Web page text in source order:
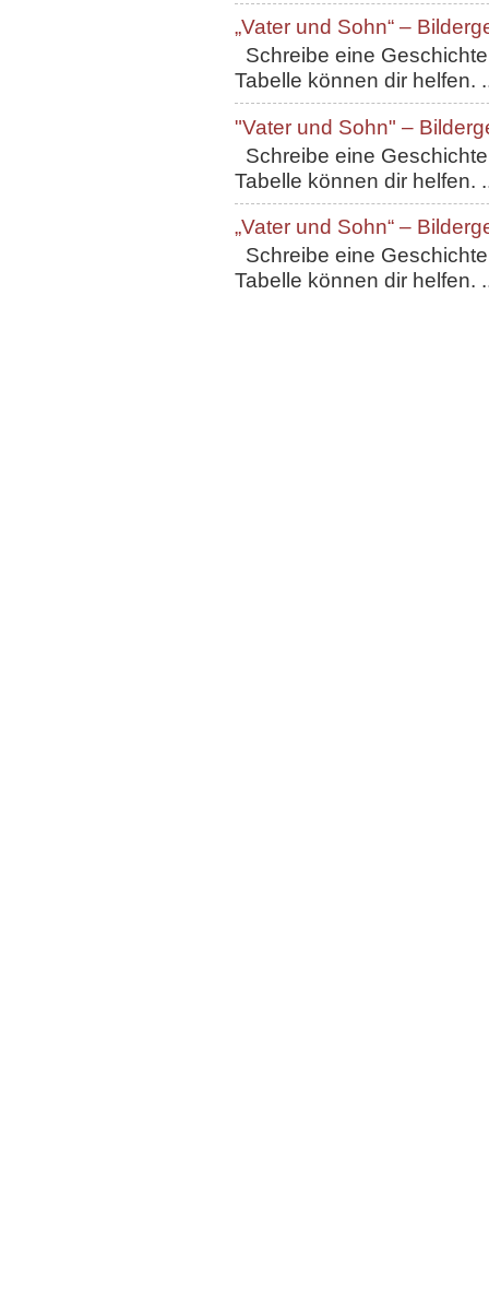
„Vater und Sohn“ –
Schreibe eine
Tabelle können dir helfen.
"Vater und Sohn" –
Schreibe eine
Tabelle können dir helfen.
„Vater und Sohn“ –
Schreibe eine
Tabelle können dir helfen.